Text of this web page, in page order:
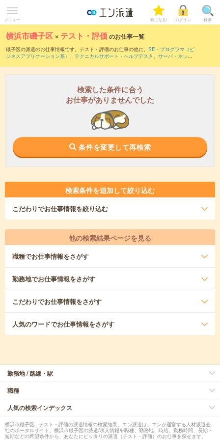
メニュー 気になる! ログイン 検索
横浜市磯子区 × テスト・評価のお仕事一覧
磯子区の派遣のお仕事情報です。テスト・評価のお仕事の他に、 SE・プログラマ（ビ
ジネスアプリケーション系） 、 テクニカルサポート・ヘルプデスク 、 サーバ・ネット
お仕事とは？とは？
検索した条件に合う
お仕事がありませんでした
条件を変更して再検索
検索条件を追加して絞り込む
こだわりでお仕事情報を絞り込む
他の検索結果ページを見る
職種でお仕事情報をさがす
勤務地でお仕事情報をさがす
こだわりでお仕事情報をさがす
人気のワードでお仕事情報をさがす
勤務地 / 路線・駅
職種
人気の検索インデックス
横浜市磯子区 - テスト・評価の派遣情報の検索結果。エン派遣は、エンが運営する人材派遣会
社のポータルサイト。横浜市磯子区の派遣/求人情報を職種、勤務地、時給、勤務時間、長期・
短期などの希望条件から、あなたにピッタリの派遣（テスト・評価）のお仕事を探せます。